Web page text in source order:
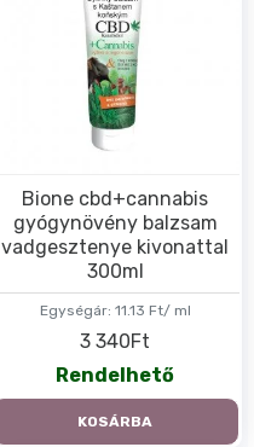
Egységár: 11.13 Ft/ ml
Bione cbd+cannabis
gyógynövény balzsam
vadgesztenye kivonattal
300ml
3 340Ft
Rendelhető
KOSÁRBA